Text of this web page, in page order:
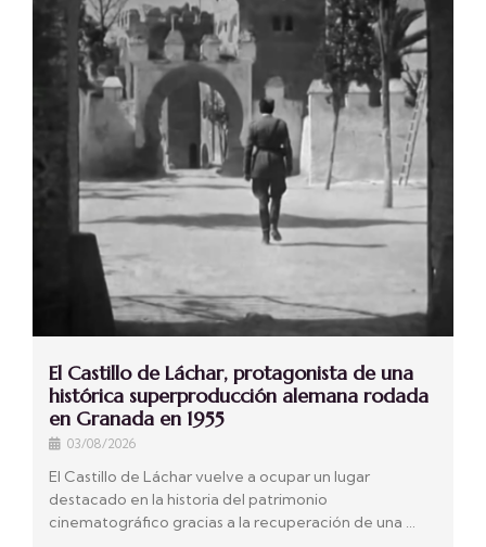
El Castillo de Láchar, protagonista de una
histórica superproducción alemana rodada
en Granada en 1955
03/08/2026
El Castillo de Láchar vuelve a ocupar un lugar
destacado en la historia del patrimonio
cinematográfico gracias a la recuperación de una …